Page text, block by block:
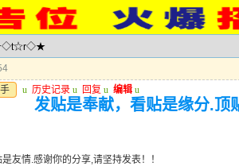
★◇t☆r◇★
u 历史记录 u 回复 u 编辑 u
发贴是奉献，看贴是缘分.顶
友情.感谢你的分享,请坚持发表！！